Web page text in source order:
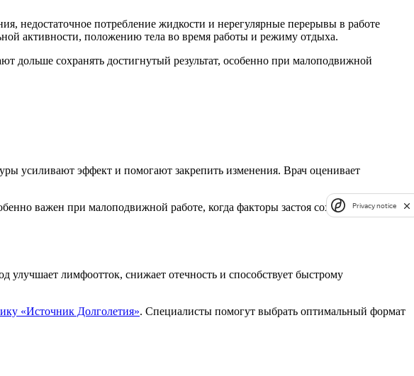
недостаточное потребление жидкости и нерегулярные перерывы в работе
активности, положению тела во время работы и режиму отдыха.
дольше сохранять достигнутый результат, особенно при малоподвижной
усиливают эффект и помогают закрепить изменения. Врач оценивает
важен при малоподвижной работе, когда факторы застоя сохраняются
улучшает лимфоотток, снижает отечность и способствует быстрому
«Источник Долголетия». Специалисты помогут выбрать оптимальный формат
Privacy notice